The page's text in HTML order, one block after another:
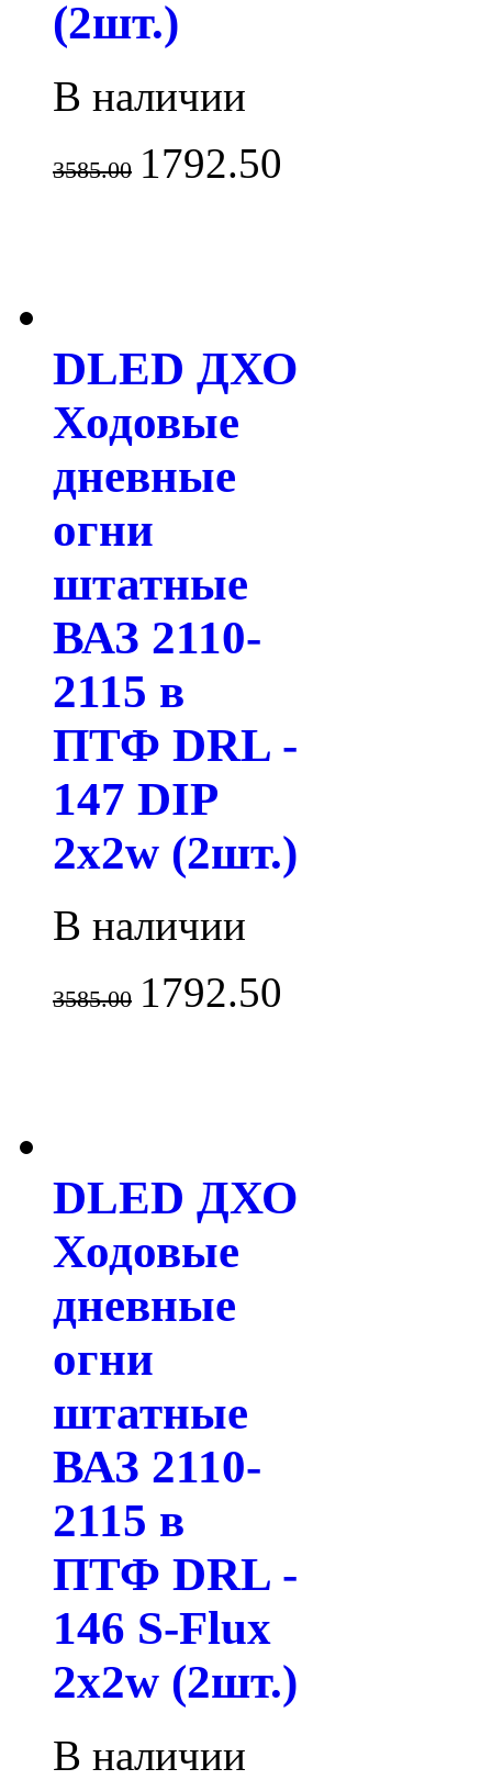
(2шт.)
В наличии
3585.00 1792.50
DLED ДХО
Ходовые
дневные
огни
штатные
ВАЗ 2110-
2115 в
ПТФ DRL -
147 DIP
2x2w (2шт.)
В наличии
3585.00 1792.50
DLED ДХО
Ходовые
дневные
огни
штатные
ВАЗ 2110-
2115 в
ПТФ DRL -
146 S-Flux
2x2w (2шт.)
В наличии